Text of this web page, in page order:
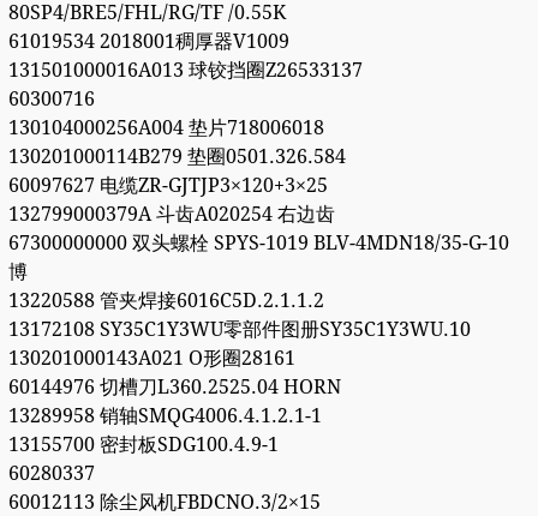
80SP4/BRE5/FHL/RG/TF /0.55K
61019534 2018001稠厚器V1009
131501000016A013 球铰挡圈Z26533137
60300716
130104000256A004 垫片718006018
130201000114B279 垫圈0501.326.584
60097627 电缆ZR-GJTJP3×120+3×25
132799000379A 斗齿A020254 右边齿
67300000000 双头螺栓 SPYS-1019 BLV-4MDN18/35-G-10
博
13220588 管夹焊接6016C5D.2.1.1.2
13172108 SY35C1Y3WU零部件图册SY35C1Y3WU.10
130201000143A021 O形圈28161
60144976 切槽刀L360.2525.04 HORN
13289958 销轴SMQG4006.4.1.2.1-1
13155700 密封板SDG100.4.9-1
60280337
60012113 除尘风机FBDCNO.3/2×15